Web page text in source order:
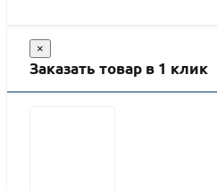
×
Заказать товар в 1 клик